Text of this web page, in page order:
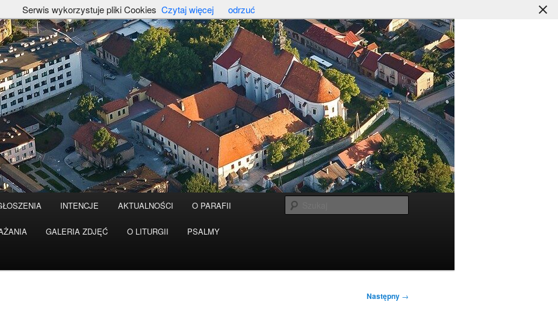
INTENCJE AKTUALNOŚCI O PARAFII
GALERIA ZDJĘĆ O LITURGII PSALMY
Następny →
Serwis wykorzystuje pliki Cookies Czytaj więcej odrzuć